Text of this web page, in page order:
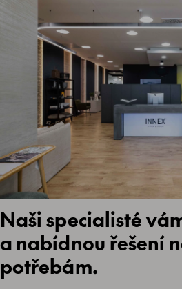
Naši specialisté
a nabídnou řešení
potřebám.